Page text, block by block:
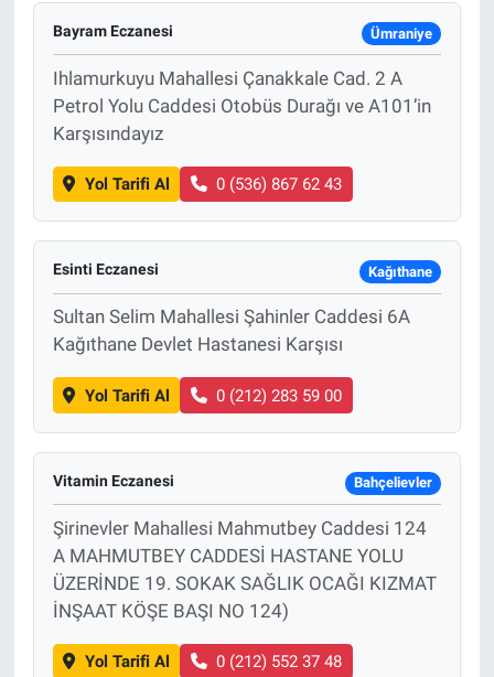
Bayram Eczanesi Ümraniye
Ihlamurkuyu Mahallesi Çanakkale Cad. 2 A
Petrol Yolu Caddesi Otobüs Durağı ve A101’in
Karşısındayız
Yol Tarifi Al 0 (536) 867 62 43
Esinti Eczanesi Kağıthane
Sultan Selim Mahallesi Şahinler Caddesi 6A
Kağıthane Devlet Hastanesi Karşısı
Yol Tarifi Al 0 (212) 283 59 00
Vitamin Eczanesi Bahçelievler
Şirinevler Mahallesi Mahmutbey Caddesi 124
A MAHMUTBEY CADDESİ HASTANE YOLU
ÜZERİNDE 19. SOKAK SAĞLIK OCAĞI KIZMAT
İNŞAAT KÖŞE BAŞI NO 124)
Yol Tarifi Al 0 (212) 552 37 48